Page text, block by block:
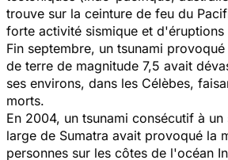
trouve sur la ceinture de feu du
forte activité sismique et d'éruptions
Fin septembre, un tsunami
de terre de magnitude 7,5 avait
ses environs, dans les Célèbes,
morts.
En 2004, un tsunami consécutif à
large de Sumatra avait provoqué la
personnes sur les côtes de l'océan